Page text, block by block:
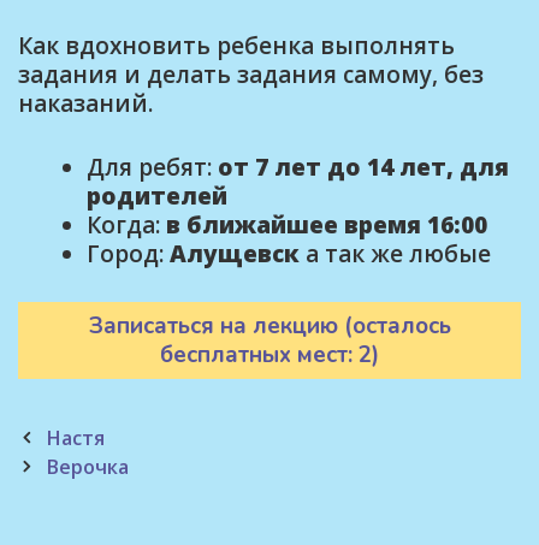
Как вдохновить ребенка выполнять
задания и делать задания самому, без
наказаний.
Для ребят: от 7 лет до 14 лет, для
родителей
Когда: в ближайшее время 16:00
Город:Алущевск а так же любые
Записаться на лекцию (осталось
бесплатных мест: 2)
Post
navigation
Настя
Верочка